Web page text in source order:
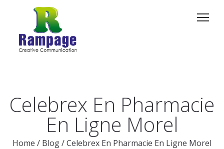
Celebrex En Pharmacie
En Ligne Morel
Home / Blog/Celebrex En Pharmacie En Ligne Morel